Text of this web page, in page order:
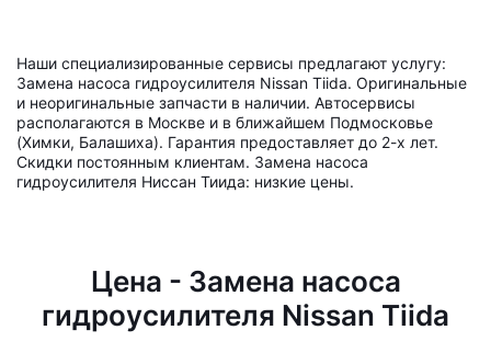
Наши специализированные сервисы предлагают услугу:
Замена насоса гидроусилителя Nissan Tiida. Оригинальные
и неоригинальные запчасти в наличии. Автосервисы
располагаются в Москве и в ближайшем Подмосковье
(Химки, Балашиха). Гарантия предоставляет до 2-х лет.
Скидки постоянным клиентам. Замена насоса
гидроусилителя Ниссан Тиида: низкие цены.
Цена - Замена насоса
гидроусилителя Nissan Tiida